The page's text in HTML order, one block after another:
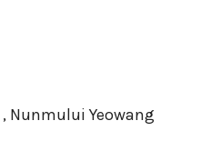
Nunmului Yeowang